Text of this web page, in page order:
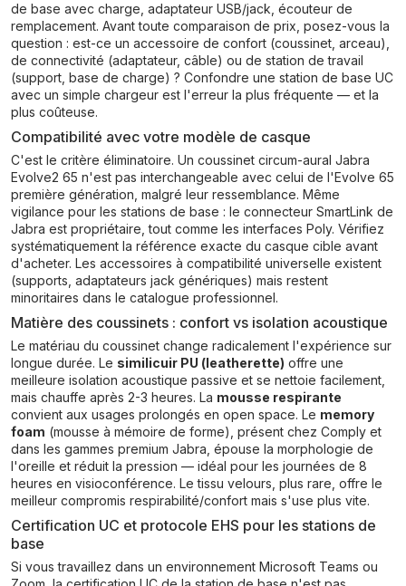
de base avec charge, adaptateur USB/jack, écouteur de
remplacement. Avant toute comparaison de prix, posez-vous la
question : est-ce un accessoire de confort (coussinet, arceau),
de connectivité (adaptateur, câble) ou de station de travail
(support, base de charge) ? Confondre une station de base UC
avec un simple chargeur est l'erreur la plus fréquente — et la
plus coûteuse.
Compatibilité avec votre modèle de casque
C'est le critère éliminatoire. Un coussinet circum-aural Jabra
Evolve2 65 n'est pas interchangeable avec celui de l'Evolve 65
première génération, malgré leur ressemblance. Même
vigilance pour les stations de base : le connecteur SmartLink de
Jabra est propriétaire, tout comme les interfaces Poly. Vérifiez
systématiquement la référence exacte du casque cible avant
d'acheter. Les accessoires à compatibilité universelle existent
(supports, adaptateurs jack génériques) mais restent
minoritaires dans le catalogue professionnel.
Matière des coussinets : confort vs isolation acoustique
Le matériau du coussinet change radicalement l'expérience sur
longue durée. Le similicuir PU (leatherette) offre une
meilleure isolation acoustique passive et se nettoie facilement,
mais chauffe après 2-3 heures. La mousse respirante
convient aux usages prolongés en open space. Le memory
foam (mousse à mémoire de forme), présent chez Comply et
dans les gammes premium Jabra, épouse la morphologie de
l'oreille et réduit la pression — idéal pour les journées de 8
heures en visioconférence. Le tissu velours, plus rare, offre le
meilleur compromis respirabilité/confort mais s'use plus vite.
Certification UC et protocole EHS pour les stations de
base
Si vous travaillez dans un environnement Microsoft Teams ou